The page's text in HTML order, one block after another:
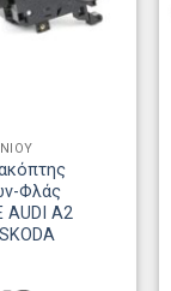
Φλάς
AUDI A2